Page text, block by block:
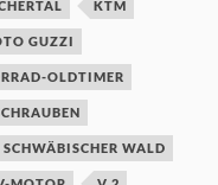
KTM
GUZZI
OLDTIMER
SCHWÄBISCHER WALD